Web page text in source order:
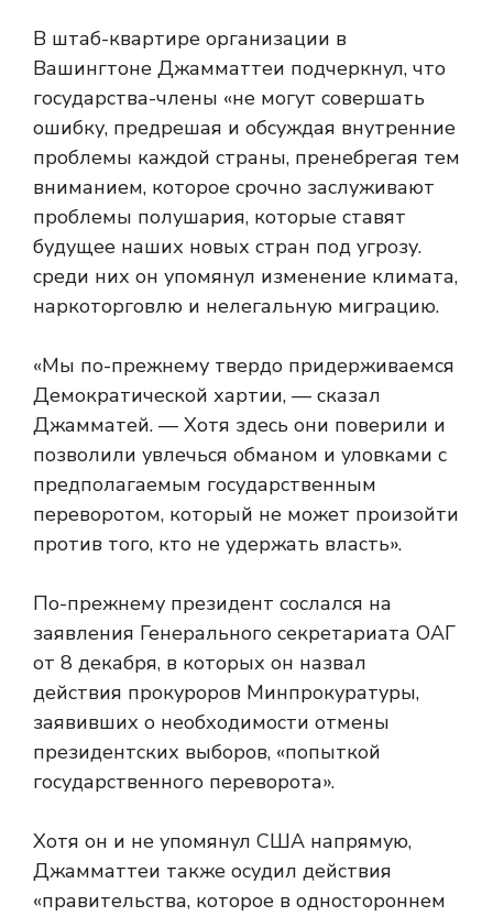
В штаб-квартире организации в
Вашингтоне Джамматтеи подчеркнул, что
государства-члены «не могут совершать
ошибку, предрешая и обсуждая внутренние
проблемы каждой страны, пренебрегая тем
вниманием, которое срочно заслуживают
проблемы полушария, которые ставят
будущее наших новых стран под угрозу.
среди них он упомянул изменение климата,
наркоторговлю и нелегальную миграцию.
«Мы по-прежнему твердо придерживаемся
Демократической хартии, — сказал
Джамматей. — Хотя здесь они поверили и
позволили увлечься обманом и уловками с
предполагаемым государственным
переворотом, который не может произойти
против того, кто не удержать власть».
По-прежнему президент сослался на
заявления Генерального секретариата ОАГ
от 8 декабря, в которых он назвал
действия прокуроров Минпрокуратуры,
заявивших о необходимости отмены
президентских выборов, «попыткой
государственного переворота».
Хотя он и не упомянул США напрямую,
Джамматтеи также осудил действия
«правительства, которое в одностороннем